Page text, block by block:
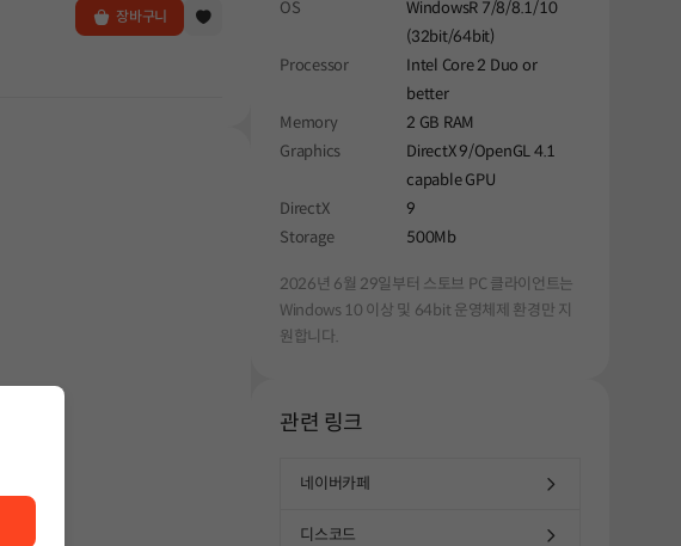
장바구니 OS
WindowsR 7/8/8.1/10
(32bit/64bit)
Processor
Intel Core 2 Duo or
better
Memory
2 GB RAM
Graphics
DirectX 9/OpenGL 4.1
capable GPU
DirectX
9
Storage
500Mb
2026년 6월 29일부터 스토브 PC 클라이언트는
Windows 10 이상 및 64bit 운영체제 환경만 지
원합니다.
관련 링크
네이버카페
디스코드